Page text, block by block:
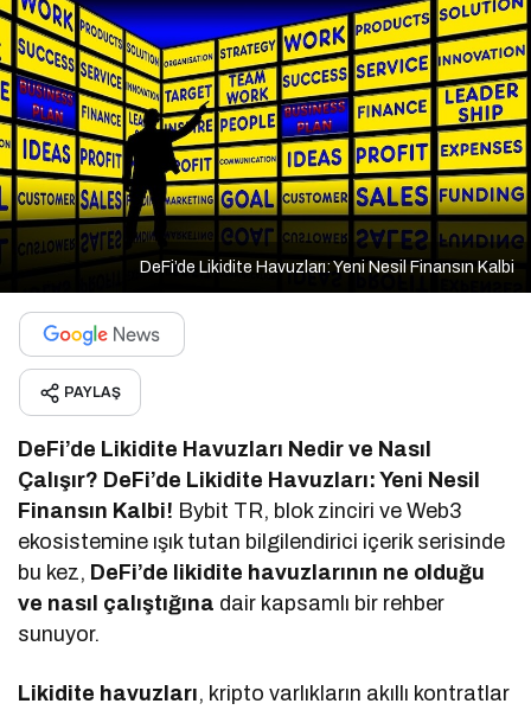
DeFi’de Likidite Havuzları: Yeni Nesil Finansın Kalbi
PAYLAŞ
DeFi’de Likidite Havuzları Nedir ve Nasıl
Çalışır? DeFi’de Likidite Havuzları: Yeni Nesil
Finansın Kalbi! Bybit TR, blok zinciri ve Web3
ekosistemine ışık tutan bilgilendirici içerik serisinde
bu kez, DeFi’de likidite havuzlarının ne olduğu
ve nasıl çalıştığına dair kapsamlı bir rehber
sunuyor.
Likidite havuzları, kripto varlıkların akıllı kontratlar